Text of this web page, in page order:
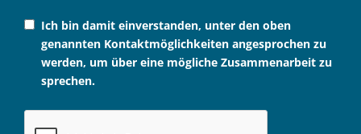
Ich bin damit einverstanden, unter den oben
genannten Kontaktmöglichkeiten angesprochen zu
werden, um über eine mögliche Zusammenarbeit zu
sprechen.